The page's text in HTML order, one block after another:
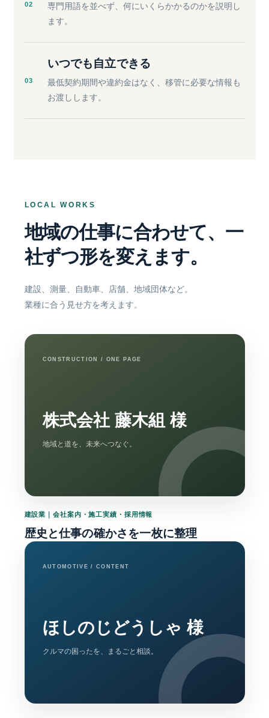
02
専門用語を並べず、何にいくらかかるのかを説明し
ます。
03
いつでも自立できる
最低契約期間や違約金はなく、移管に必要な情報も
お渡しします。
LOCAL WORKS
地域の仕事に合わせて、 一
社ずつ形を変えます。
建設、測量、自動車、店舗、地域団体など。
業種に合う見せ方を考えます。
CONSTRUCTION / ONE PAGE
株式会社 藤木組 様
地域と道を、未来へつなぐ。
建設業｜会社案内・施工実績・採用情報
歴史と仕事の確かさを一枚に整理
AUTOMOTIVE / CONTENT
ほしのじどうしゃ 様
クルマの困ったを、まるごと相談。